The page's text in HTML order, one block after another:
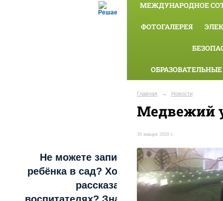
Решаем вместе
Не можете записать
ребёнка в сад? Хотите
рассказать о
МЕЖДУНАРОДНОЕ
ФОТОГАЛЕРЕЯ
Главная → Новости
Медвежий
30 января 2020 г.